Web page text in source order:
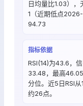
日均量比1.03）
1（近期低点
94.73
指标依据
RSI(14)为43.6，
33.48，最高
分位。近5日RSI
约26点。